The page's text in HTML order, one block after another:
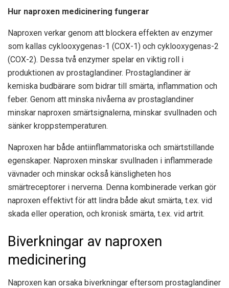
Hur naproxen medicinering fungerar
Naproxen verkar genom att blockera effekten av enzymer
som kallas cyklooxygenas-1 (COX-1) och cyklooxygenas-2
(COX-2). Dessa två enzymer spelar en viktig roll i
produktionen av prostaglandiner. Prostaglandiner är
kemiska budbärare som bidrar till smärta, inflammation och
feber. Genom att minska nivåerna av prostaglandiner
minskar naproxen smärtsignalerna, minskar svullnaden och
sänker kroppstemperaturen.
Naproxen har både antiinflammatoriska och smärtstillande
egenskaper. Naproxen minskar svullnaden i inflammerade
vävnader och minskar också känsligheten hos
smärtreceptorer i nerverna. Denna kombinerade verkan gör
naproxen effektivt för att lindra både akut smärta, t.ex. vid
skada eller operation, och kronisk smärta, t.ex. vid artrit.
Biverkningar av naproxen
medicinering
Naproxen kan orsaka biverkningar eftersom prostaglandiner